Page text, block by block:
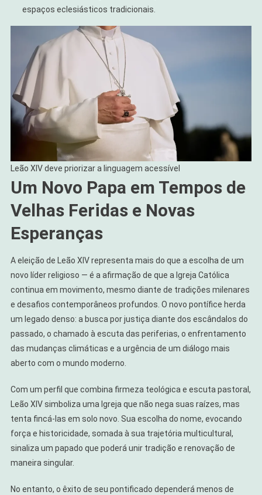
espaços eclesiásticos tradicionais.
Leão XIV deve priorizar a linguagem acessível
Um Novo Papa em Tempos de
Velhas Feridas e Novas
Esperanças
A eleição de Leão XIV representa mais do que a escolha de um
novo líder religioso — é a afirmação de que a Igreja Católica
continua em movimento, mesmo diante de tradições milenares
e desafios contemporâneos profundos. O novo pontífice herda
um legado denso: a busca por justiça diante dos escândalos do
passado, o chamado à escuta das periferias, o enfrentamento
das mudanças climáticas e a urgência de um diálogo mais
aberto com o mundo moderno.
Com um perfil que combina firmeza teológica e escuta pastoral,
Leão XIV simboliza uma Igreja que não nega suas raízes, mas
tenta fincá-las em solo novo. Sua escolha do nome, evocando
força e historicidade, somada à sua trajetória multicultural,
sinaliza um papado que poderá unir tradição e renovação de
maneira singular.
No entanto, o êxito de seu pontificado dependerá menos de